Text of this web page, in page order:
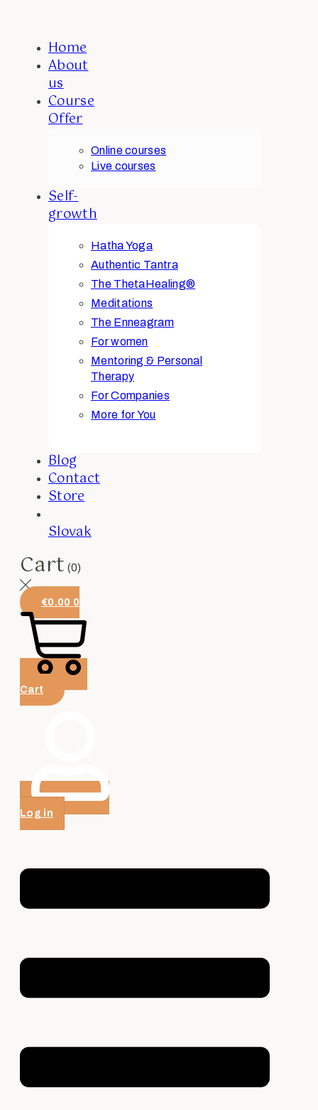
Home
About
us
Course
Offer
Online courses
Live courses
Self-
growth
Hatha Yoga
Authentic Tantra
The ThetaHealing®
Meditations
The Enneagram
For women
Mentoring & Personal
Therapy
For Companies
More for You
Blog
Contact
Store
Slovak
Cart (0)
€0.00 0
Cart
Log in